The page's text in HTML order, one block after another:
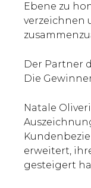
Ebene zu
verzeichnen
Der Partner
Die
Natale
erweitert,
gesteigert